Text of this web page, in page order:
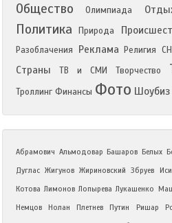
Общество Олимпиада
Политика Природа
Разоблачения
Реклама Религия
Страны
ТВ и СМИ Творчество
Троллинг Финансы Фото Шоубиз
Абрамович Альмодовар Башаров Белых
Дуглас Жигунов Жириновский Збруев
Котова Лимонов Лопырева Лукашенко
Немцов
Нолан Плетнев Путин Ришар